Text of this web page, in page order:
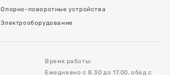
Опорно-поворотные устройства
Электрооборудование
Время работы:
Ежедневно с 8.30 до 17.00, обед с